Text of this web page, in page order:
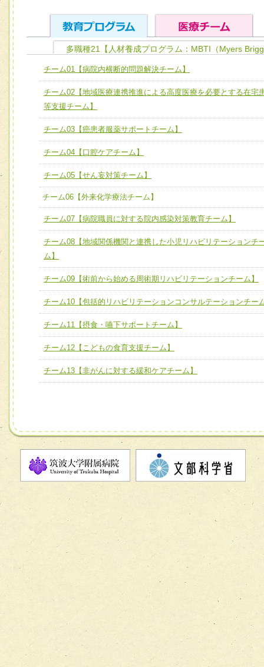
ユニット１ 医療人としての基礎能力
全人的医療を実践する医療人として、必要な基礎能力を身
ける
必要に応じて柔軟に医療チームを組織し、強調できる
ユニット３ 多職種連携力
他職種の視点とスキルを学び、相互理解と連携を深める
チーム01【病院内横断的問題解決チーム】
チーム02【地域医療連携推進による高度医療を必要とする
宅患者等支援チーム】
チーム05【せん妄対策チーム】
チーム06【外来化学療法チーム】
チーム07【病院職員に対する院内感染対策教育チーム】
チーム08【地域関係機関と連携した小児リハビリテーショ
チーム09【術前から始める周術期リハビリテーションチー
ム】
チーム10【包括的リハビリテーションコンサルテーション
ーム】
チーム11【摂食・嚥下サポートチーム】
チーム12【こどもの食育支援チーム】
多職種21【人材養成プログラム：MBTI（Myers
チーム01【病院内横断的問題解決チーム】
チーム02【地域医療連携推進による高度医療を必要とする在宅
等支援チーム】
チーム03【癌患者服薬サポートチーム】
チーム04【口腔ケアチーム】
チーム05【せん妄対策チーム】
チーム06【外来化学療法チーム】
チーム07【病院職員に対する院内感染対策教育チーム】
チーム08【地域関係機関と連携した小児リハビリテーションチ
ム】
チーム09【術前から始める周術期リハビリテーションチーム】
チーム10【包括的リハビリテーションコンサルテーションチー
チーム11【摂食・嚥下サポートチーム】
チーム12【こどもの食育支援チーム】
チーム13【非がんに対する緩和ケアチーム】